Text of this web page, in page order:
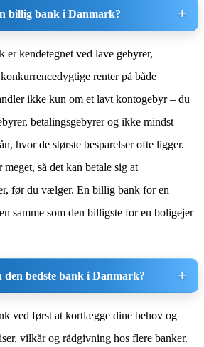
billig bank i Danmark?
kendetegnet ved lave gebyrer,
renter på både
ikke kun om et lavt kontogebyr – du
betalingsgebyrer og ikke mindst
hvor de største besparelser ofte ligger.
så det kan betale sig at
før du vælger. En billig bank for en
samme som den billigste for en boligejer
bedste bank i Danmark?
ved først at kortlægge dine behov og
vilkår og rådgivning hos flere banker.